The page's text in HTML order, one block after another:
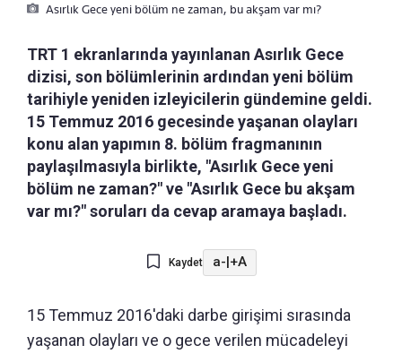
Asırlık Gece yeni bölüm ne zaman, bu akşam var mı?
TRT 1 ekranlarında yayınlanan Asırlık Gece
dizisi, son bölümlerinin ardından yeni bölüm
tarihiyle yeniden izleyicilerin gündemine geldi.
15 Temmuz 2016 gecesinde yaşanan olayları
konu alan yapımın 8. bölüm fragmanının
paylaşılmasıyla birlikte, "Asırlık Gece yeni
bölüm ne zaman?" ve "Asırlık Gece bu akşam
var mı?" soruları da cevap aramaya başladı.
Kaydet a- +A
15 Temmuz 2016'daki darbe girişimi sırasında
yaşanan olayları ve o gece verilen mücadeleyi